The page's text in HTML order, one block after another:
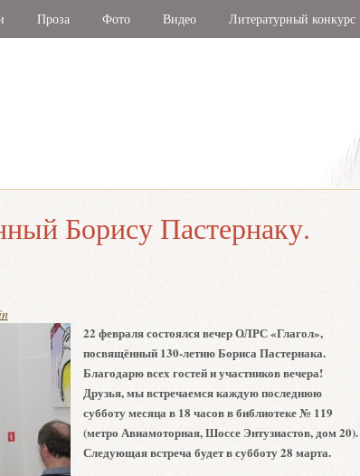
Проза Фото Видео Литературный конкурс
Борису Пастернаку.
22 февраля состоялся вечер ОЛРС «Глагол»,
посвящённый 130-летию Бориса Пастернака.
Благодарю всех гостей и участников вечера!
Друзья, мы встречаемся каждую последнюю
субботу месяца в 18 часов в библиотеке № 119
(метро Авиамоторная, Шоссе Энтузиастов, дом 20).
Следующая встреча будет в субботу 28 марта.